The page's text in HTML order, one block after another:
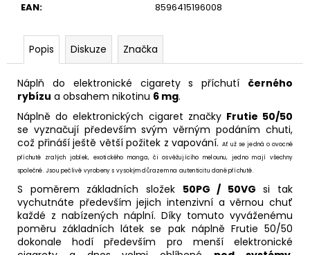
EAN: 8596415196008
Popis Diskuze Značka
Náplň do elektronické cigarety s příchutí černého
rybízu a obsahem nikotinu 6 mg.
Náplně do elektronických cigaret značky Frutie 50/50
se vyznačují především svým věrným podáním chuti,
což přináší ještě větší požitek z vapování. Ať už se jedná o ovocné
příchutě zralých jablek, exotického manga, či osvěžujícího melounu, jedno mají všechny
společné. Jsou pečlivě vyrobeny s vysokým důrazem na autenticitu dané příchutě.
S poměrem základních složek 50PG / 50VG si tak
vychutnáte především jejich intenzivní a věrnou chuť
každé z nabízených náplní. Díky tomuto vyváženému
poměru základních látek se pak náplně Frutie 50/50
dokonale hodí především pro menší elektronické
e
DEKANG
DESERT
SHIP
10ML
18MG
169
Kč
Původně:
195
Kč